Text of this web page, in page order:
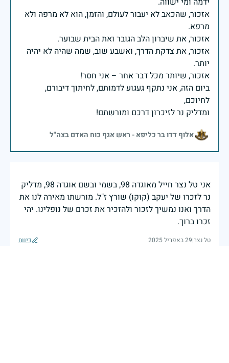
אזכור, שהכאב לא יעבור לעולם, והזמן, הוא לא מרפה ולא
אזכור, את צדקת הדרך, ואשבע שוב, שמה שהיה לא יהיה
ביום הזה, אני נתקף געגוע לדמותם, לחיתוך דיבורם,
ומדליק נר לזיכרון דרכם ומורשתם!
אלוף דדו בר כליפא - ראש אגף כוח האדם בצה"ל
אני טל נצר חייל מאוגדה 98, בשמי ובשם אוגדה 98, מדליק
נר לזכרו של יעקב (קוקו) שורץ ז"ל. מורשתו מאירה לנו את
הדרך ואנו נמשיך לזכור ולהזכיר את זכרם של נופלינו. יהי
זכרו ברוך.
טל נצר|29 באפריל 2025 דיווח